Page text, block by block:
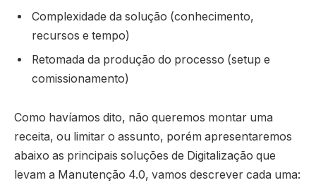
Complexidade da solução (conhecimento,
recursos e tempo)
Retomada da produção do processo (setup e
comissionamento)
Como havíamos dito, não queremos montar uma
receita, ou limitar o assunto, porém apresentaremos
abaixo as principais soluções de Digitalização que
levam a Manutenção 4.0, vamos descrever cada uma: